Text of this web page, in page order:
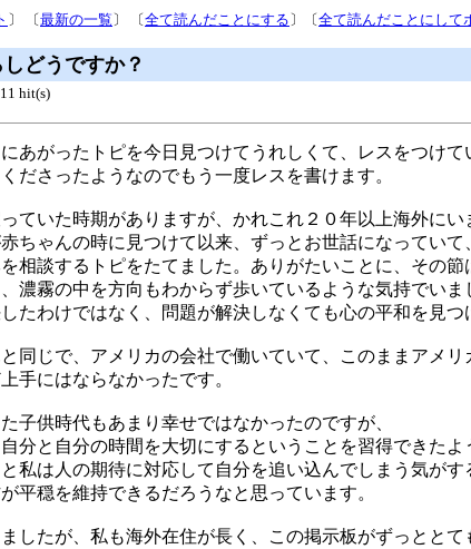
〕 〔最新の一覧 〕 〔全て読んだことにする 〕〔全て読んだことにして
どうですか？
hit(s)
あがったトピを今日見つけてうれしくて、レスをつけて
ださったようなのでもう一度レスを書けます。
ていた時期がありますが、かれこれ２０年以上海外にい
ちゃんの時に見つけて以来、ずっとお世話になっていて
相談するトピをたてました。ありがたいことに、その
濃霧の中を方向もわからず歩いているような気持でいま
たわけではなく、問題が解決しなくても心の平和を見つ
同じで、アメリカの会社で働いていて、このままアメリ
手にはならなかったです。
子供時代もあまり幸せではなかったのですが、
分と自分の時間を大切にするということを習得できたよ
私は人の期待に対応して自分を追い込んでしまう気がす
平穏を維持できるだろうなと思っています。
したが、私も海外在住が長く、この掲示板がずっととて